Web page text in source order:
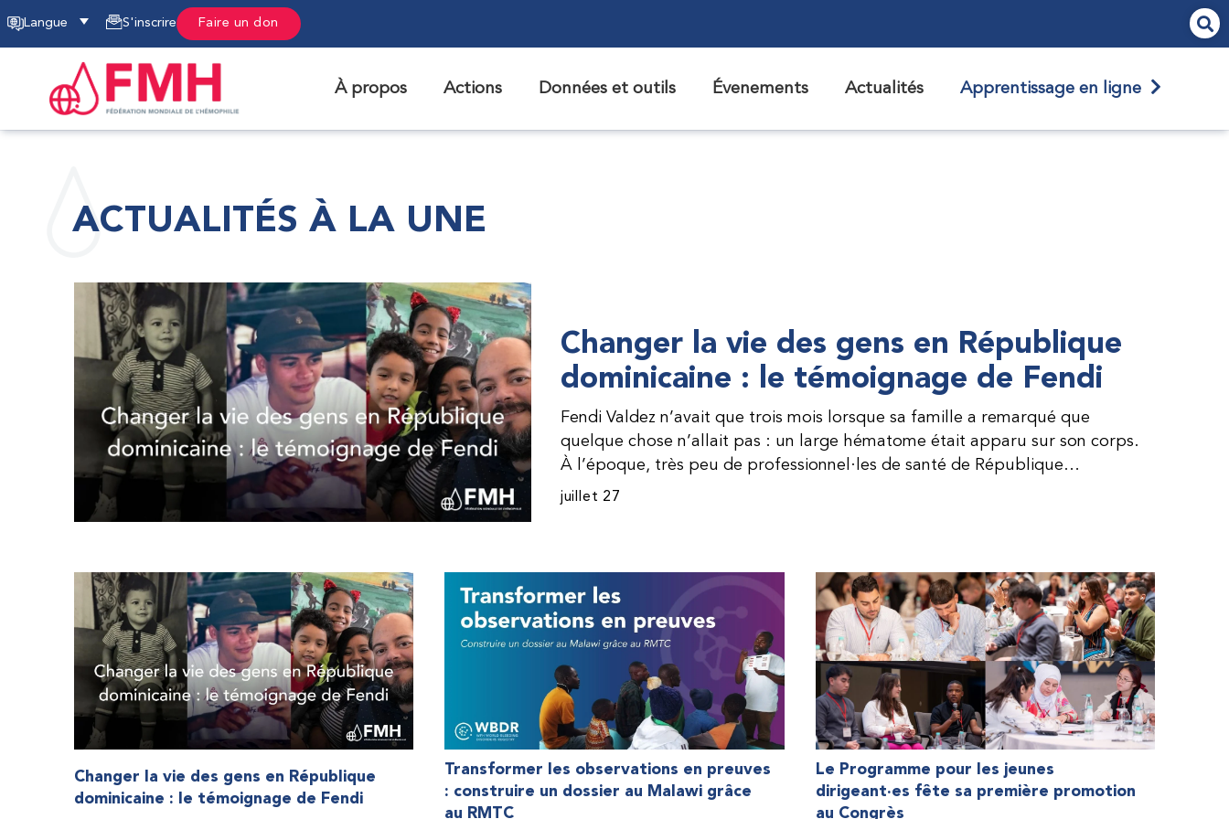
Langue S'inscrire Faire un don
À propos Actions Données et outils Évenements Actualités Apprentissage en ligne
ACTUALITÉS À LA UNE
Changer la vie des gens en République
dominicaine : le témoignage de Fendi
Fendi Valdez n’avait que trois mois lorsque sa famille a remarqué que
quelque chose n’allait pas : un large hématome était apparu sur son corps.
À l’époque, très peu de professionnel·les de santé de République
dominicaine connaissaient l’hémophilie, ce qui rendait son diagnostic difficile.
une dose inférieure à celle prescrite. À cause de ces soins limités, il avait
fréquemment des saignements, manquait l’école, était hospitalisé, et a fini
par développer des problèmes très graves aux deux genoux. Ce n’est que
lorsque Fendi a commencé à recevoir des dons de facteur fournis par le
Programme d’aide humanitaire de la Fédération mondiale de l’hémophilie
qu’il a retrouvé l’espoir d’une vie meilleure.
juillet 27
Changer la vie des gens en République
dominicaine : le témoignage de Fendi
Transformer les observations en preuves
: construire un dossier au Malawi grâce
au RMTC
Le Programme pour les jeunes
dirigeant·es fête sa première promotion
au Congrès